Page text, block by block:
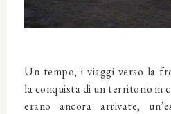
Un tempo, i viaggi verso la
la conquista di un territorio in
erano ancora arrivate,